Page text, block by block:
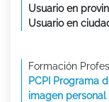
Usuario en
Usuario en
Formación
PCPI Programa
imagen personal